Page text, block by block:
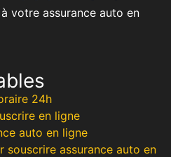
votre assurance auto en
24h
en ligne
auto en ligne
souscrire assurance auto en